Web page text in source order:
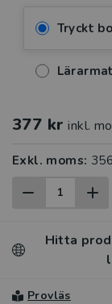
Tryckt
377 kr inkl.
Exkl. moms:
Hitta
Provläs